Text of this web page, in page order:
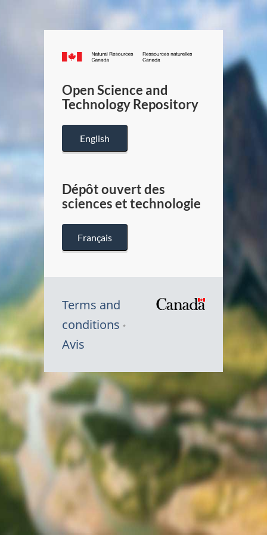
Canada.ca
/
Canada
Open Science and
Technology Repository
English
Dépôt ouvert des
sciences et technologie
Français
Terms and
conditions
Avis
Canada